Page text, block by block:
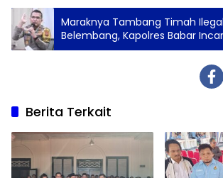
Maraknya Tambang Timah
Belembang, Kapolres Babar
Kolektor
Berita Terkait